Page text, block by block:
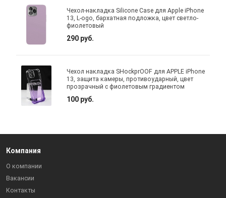
Чехол-накладка Silicone Case для Apple iPhone
13, L-ogo, бархатная подложка, цвет светло-
фиолетовый
290 руб.
Чехол накладка SHockprOOF для APPLE iPhone
13, защита камеры, противоударный, цвет
прозрачный с фиолетовым градиентом
100 руб.
Компания
О компании
Вакансии
Контакты